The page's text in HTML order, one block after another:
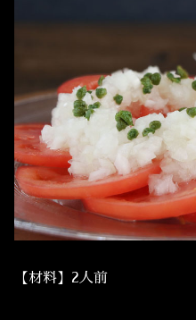
【材料】2人前